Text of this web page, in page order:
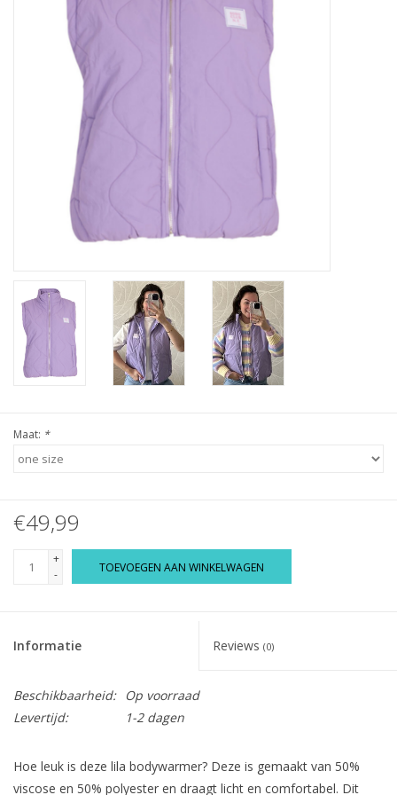
Home deco
Herensokken
Maat: *
€49,99
+
-
TOEVOEGEN AAN WINKELWAGEN
Informatie Reviews (0)
Beschikbaarheid:
Op voorraad
Levertijd:
1-2 dagen
Hoe leuk is deze lila bodywarmer? Deze is gemaakt van 50%
viscose en 50% polyester en draagt licht en comfortabel. Dit